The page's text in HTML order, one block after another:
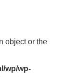
object or the
wp/wp-